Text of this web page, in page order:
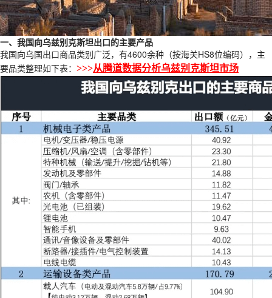
一、我国向乌兹别克斯坦出口的主要产品
我国向乌国出口商品类别广泛，有4600余种（按海关HS8位编码），主
要品类整理如下表： >>>从腾道数据分析乌兹别克斯坦市场